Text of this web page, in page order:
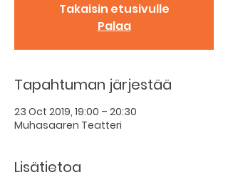
Takaisin etusivulle
Palaa
Tapahtuman järjestää
23 Oct 2019, 19:00 – 20:30
Muhasaaren Teatteri
Lisätietoa